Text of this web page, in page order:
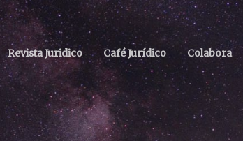
Revista Juridico Café Jurídico Colabora